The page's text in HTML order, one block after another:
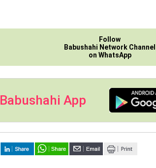
Follow
Babushahi Network Channel
on WhatsApp
Babushahi App